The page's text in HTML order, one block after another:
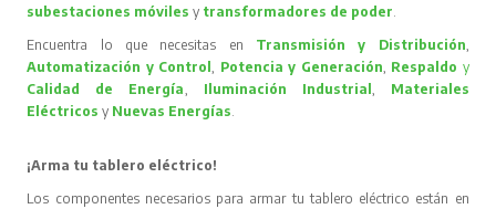
subestaciones móvilesy transformadores de poder.
Encuentra lo que necesitas en Transmisión y Distribución,
Automatización y Control, Potencia y Generación, Respaldo y
Calidad de Energía, Iluminación Industrial , Materiales
Eléctricos y Nuevas Energías.
¡Arma tu tablero eléctrico!
Los componentes necesarios para armar tu tablero eléctrico están en